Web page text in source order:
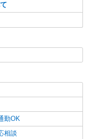
詳細を見る
勤OK
相談